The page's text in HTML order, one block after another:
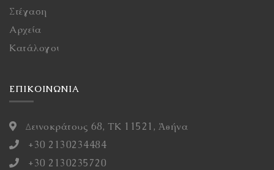
Στέγαση
Αρχεία
Κατάλογοι
ΕΠΙΚΟΙΝΩΝΙΑ
Δεινοκράτους 68, ΤΚ 11521, Ἀθήνα
+30 2130234484
+30 2130235720